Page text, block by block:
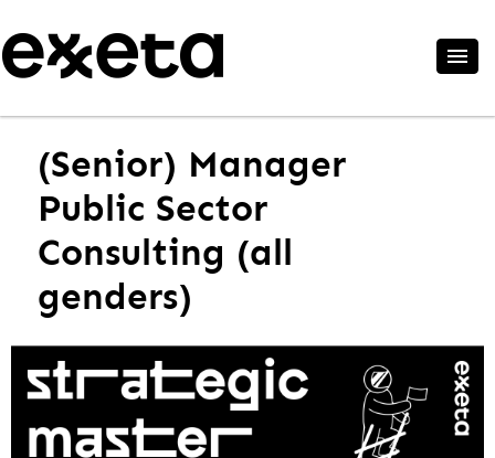
(Senior) Manager
Public Sector
Consulting (all
genders)